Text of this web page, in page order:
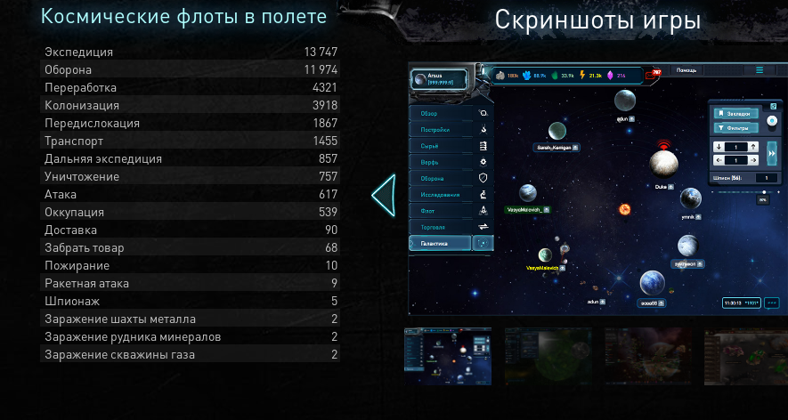
Космические флоты в полете
Экспедиция
13 747
Оборона
11 974
Переработка
4321
Колонизация
3918
Передислокация
1867
Транспорт
1455
Дальняя экспедиция
857
Уничтожение
757
Атака
617
Оккупация
539
Доставка
90
Забрать товар
68
Пожирание
10
Ракетная атака
9
Шпионаж
5
Заражение шахты металла
2
Заражение рудника минералов
2
Заражение скважины газа
2
Скриншоты игры